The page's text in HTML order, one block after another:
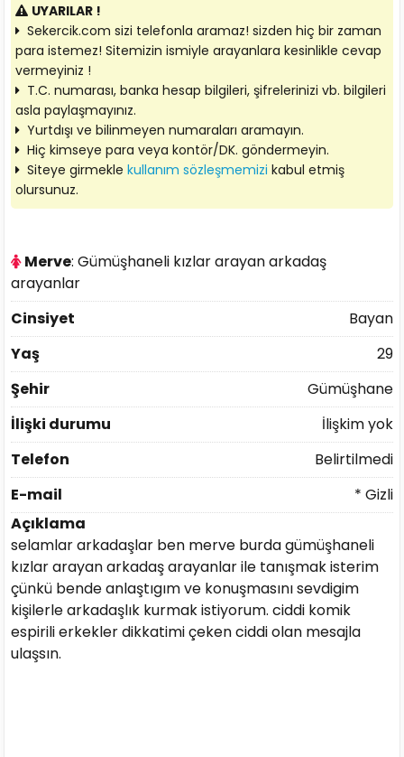
UYARILAR !
Sekercik.com sizi telefonla aramaz! sizden hiç bir zaman
para istemez! Sitemizin ismiyle arayanlara kesinlikle cevap
vermeyiniz !
T.C. numarası, banka hesap bilgileri, şifrelerinizi vb. bilgileri
asla paylaşmayınız.
Yurtdışı ve bilinmeyen numaraları aramayın.
Hiç kimseye para veya kontör/DK. göndermeyin.
Siteye girmeklekullanım sözleşmemizi kabul etmiş
olursunuz.
Merve: Gümüşhaneli kızlar arayan arkadaş
arayanlar
Cinsiyet
Bayan
Yaş
29
Şehir
Gümüşhane
İlişki durumu
İlişkim yok
Telefon
Belirtilmedi
E-mail
* Gizli
Açıklama
selamlar arkadaşlar ben merve burda gümüşhaneli
kızlar arayan arkadaş arayanlar ile tanışmak isterim
çünkü bende anlaştıgım ve konuşmasını sevdigim
kişilerle arkadaşlık kurmak istiyorum. ciddi komik
espirili erkekler dikkatimi çeken ciddi olan mesajla
ulaşsın.